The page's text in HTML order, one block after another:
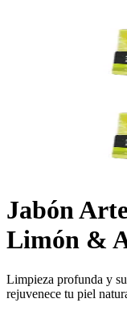
Jabón
Limón &
Limpieza profunda y
rejuvenece tu piel